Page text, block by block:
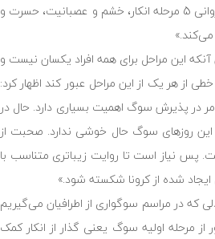
مریم محمدعلی، سرپرست بخش روانشناسی محک، در این برنامه زنده گفت: «فردی که عزیزی را از دست می‌دهد به لحاظ روانی 5 مرحله انکار، خشم و عصبانیت، حسرت و
این مراحل برای همه افراد یکسان نیست و
از هر یک از این مراحل عبور کند اظهار کرد:
در پذیرش سوگ اهمیت بسیاری دارد. حال در
این روزهای سوگ حال خوشی ندارد. صحبت از
نیاز است تا روایت زیباتری متناسب با
ایجاد شده از کرونا شکسته شود.»
در مراسم سوگواری از اطرافیان می‌گیریم
مرحله اولیه سوگ یعنی گذار از انکار کمک